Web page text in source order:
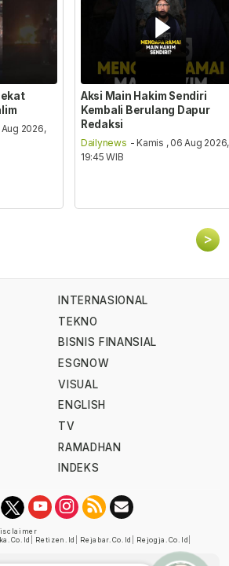
2026,
Aksi Main Hakim Sendiri
Kembali Berulang Dapur
Redaksi
Dailynews - Kamis , 06 Aug 2026,
19:45 WIB
>
INTERNASIONAL
TEKNO
BISNIS FINANSIAL
ESGNOW
VISUAL
ENGLISH
TV
RAMADHAN
INDEKS
Retizen.id Rejabar.co.id Rejogja.co.id